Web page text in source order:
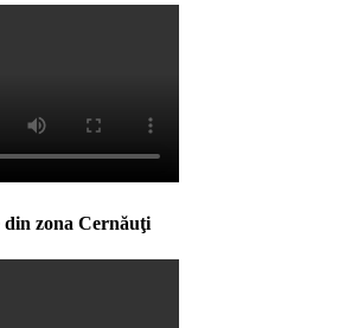
zona Cernăuţi